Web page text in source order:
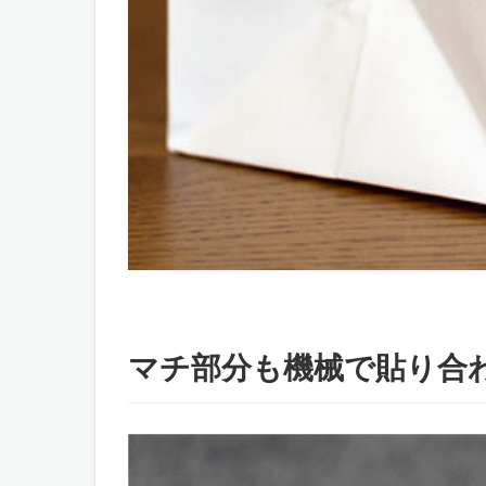
マチ部分も機械で貼り合